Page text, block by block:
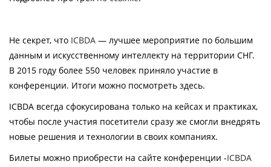
Не секрет, что ICBDA — лучшее мероприятие по большим
данным и искусственному интеллекту на территории СНГ.
В 2015 году более 550 человек приняло участие в
конференции. Итоги можно посмотреть здесь.
ICBDA всегда сфокусирована только на кейсах и практиках,
чтобы после участия посетители сразу же смогли внедрять
новые решения и технологии в своих компаниях.
Билеты можно приобрести на сайте конференции -ICBDA